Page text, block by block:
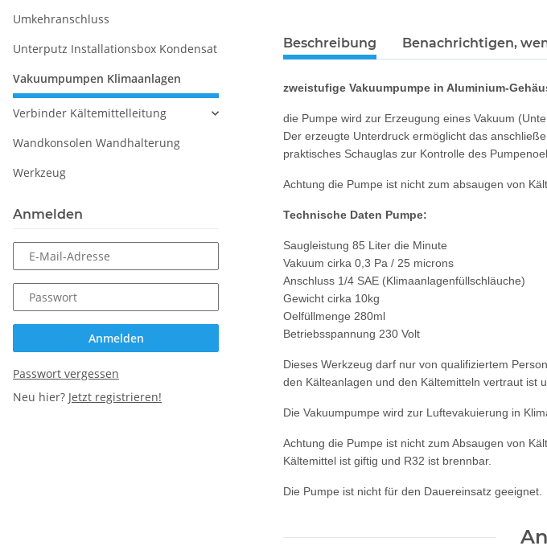
Beschreibung Benachrichtigen,
zweistufige Vakuumpumpe in Aluminium-
die Pumpe wird zur Erzeugung eines Vakuum
Der erzeugte Unterdruck ermöglicht das
praktisches Schauglas zur Kontrolle des
Achtung die Pumpe ist nicht zum absaugen von
Technische Daten Pumpe:
Saugleistung 85 Liter die Minute
Vakuum cirka 0,3 Pa / 25 microns
Anschluss 1/4 SAE (Klimaanlagenfüllschläuche)
Gewicht cirka 10kg
Oelfüllmenge 280ml
Betriebsspannung 230 Volt
Dieses Werkzeug darf nur von qualifiziertem
den Kälteanlagen und den Kältemitteln vertraut ist
Die Vakuumpumpe wird zur Luftevakuierung in
Achtung die Pumpe ist nicht zum Absaugen von
Kältemittel ist giftig und R32 ist brennbar.
Die Pumpe ist nicht für den Dauereinsatz geeignet.
Umkehranschluss
Unterputz Installationsbox Kondensat
Vakuumpumpen Klimaanlagen
Verbinder Kältemittelleitung
Wandkonsolen Wandhalterung
Werkzeug
Anmelden
E-Mail-Adresse
Passwort
Anmelden
Passwort vergessen
Neu hier? Jetzt registrieren!